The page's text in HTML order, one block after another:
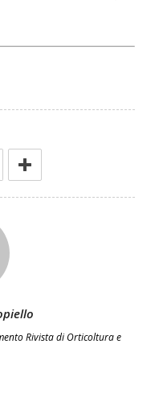
Rivista di Orticoltura e